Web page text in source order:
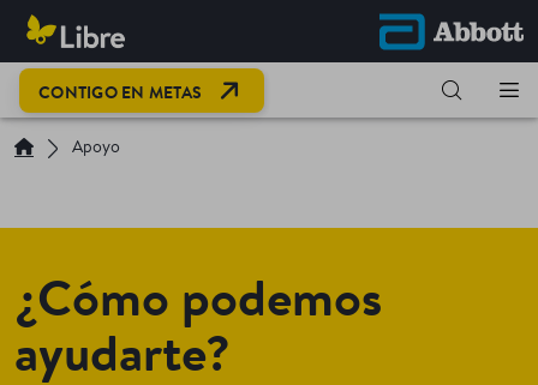
CONTIGO EN METAS
Apoyo
¿Cómo podemos
ayudarte?